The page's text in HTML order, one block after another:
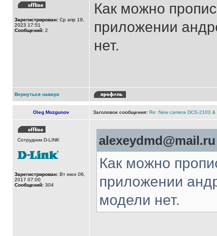
Зарегистрирован: Ср апр 19,
2023 17:51
Сообщений: 2
Как можно
приложении
нет.
Вернуться наверх
Oleg Mozgunov Заголовок сообщения: Re: New camera DCS-2103 &
Сотрудник D-LINK
Зарегистрирован: Вт июн 06,
2017 07:00
Сообщений: 304
Как можно
приложении
модели нет.